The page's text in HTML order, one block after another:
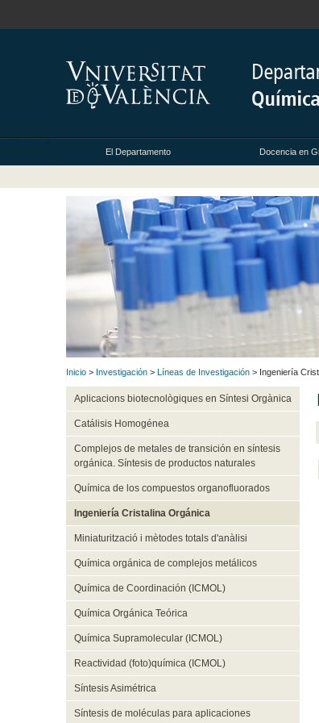
El Departamento Docencia en
Inicio > Investigación > Líneas de Investigación > Ingeniería
Aplicacions biotecnològiques en Síntesi Orgànica
Catálisis Homogénea
Complejos de metales de transición en síntesis
orgánica. Síntesis de productos naturales
Química de los compuestos organofluorados
Ingeniería Cristalina Orgánica
Miniaturització i mètodes totals d'anàlisi
Química orgánica de complejos metálicos
Química de Coordinación (ICMOL)
Química Orgánica Teórica
Química Supramolecular (ICMOL)
Reactividad (foto)química (ICMOL)
Síntesis Asimétrica
Síntesis de moléculas para aplicaciones